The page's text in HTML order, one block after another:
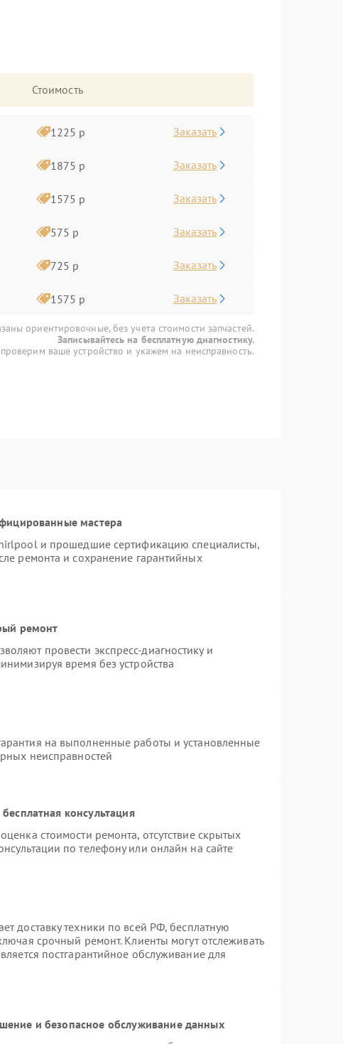
Стоимость
1225 р Заказать
1875 р Заказать
1575 р Заказать
575 р Заказать
725 р Заказать
1575 р Заказать
ориентировочные, без учета стоимости запчастей.
Записывайтесь на бесплатную диагностику.
ваше устройство и укажем на неисправность.
мастера
и прошедшие сертификацию специалисты,
ремонта и сохранение гарантийных
ремонт
провести экспресс-диагностику и
время без устройства
на выполненные работы и установленные
неисправностей
консультация
стоимости ремонта, отсутствие скрытых
по телефону или онлайн на сайте
доставку техники по всей РФ, бесплатную
срочный ремонт. Клиенты могут отслеживать
постгарантийное обслуживание для
и безопасное обслуживание данных